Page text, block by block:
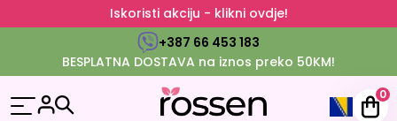
Iskoristi akciju - klikni ovdje!
+387 66 453 183
BESPLATNA DOSTAVA na iznos preko 50KM!
0